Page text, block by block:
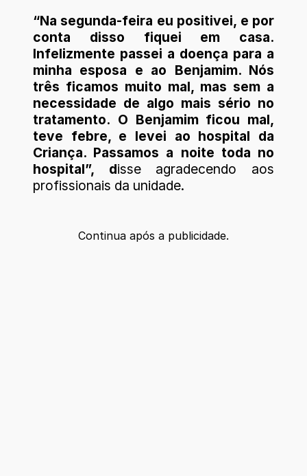
“Na segunda-feira eu positivei, e por
conta disso fiquei em casa.
Infelizmente passei a doença para a
minha esposa e ao Benjamim. Nós
três ficamos muito mal, mas sem a
necessidade de algo mais sério no
tratamento. O Benjamim ficou mal,
teve febre, e levei ao hospital da
Criança. Passamos a noite toda no
hospital”, disse agradecendo aos
profissionais da unidade.
Continua após a publicidade.